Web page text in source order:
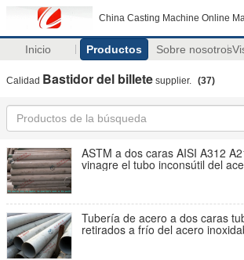
China Casting Machine Online
Inicio Productos Sobre nosotros
Calidad Bastidor del billete supplier. (37)
ASTM a dos caras AISI A312
vinagre el tubo inconsútil del
retirado a frío para el
Tubería de acero a dos caras
retirados a frío del acero